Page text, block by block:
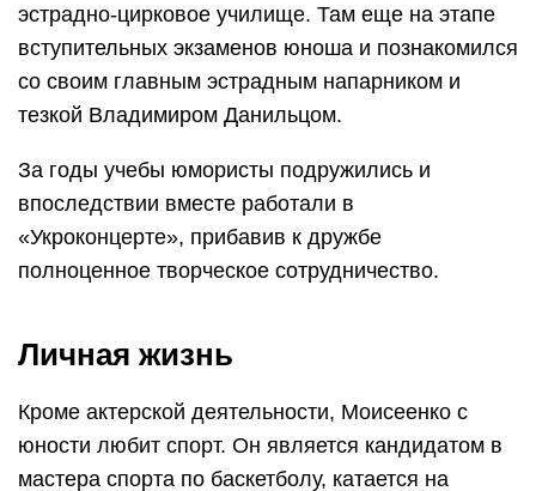
эстрадно-цирковое училище. Там еще на этапе
вступительных экзаменов юноша и познакомился
со своим главным эстрадным напарником и
тезкой Владимиром Данильцом.
За годы учебы юмористы подружились и
впоследствии вместе работали в
«Укроконцерте», прибавив к дружбе
полноценное творческое сотрудничество.
Личная жизнь
Кроме актерской деятельности, Моисеенко с
юности любит спорт. Он является кандидатом в
мастера спорта по баскетболу, катается на